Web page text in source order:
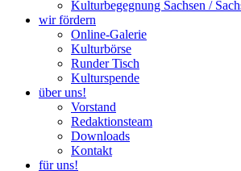
Kulturbegegnung Sachsen /
wir fördern
Online-Galerie
Kulturbörse
Runder Tisch
Kulturspende
über uns!
Vorstand
Redaktionsteam
Downloads
Kontakt
für uns!